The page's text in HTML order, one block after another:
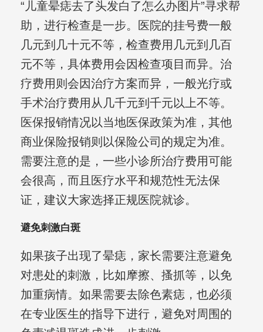
“儿童晕痣去了头发白了怎么办图片”寻求帮
助，进行检查是一步。医院的挂号费一般
几元到几十元不等，检查费用几元到几百
元不等，具体费用会因检查项目而异。治
疗费用则会因治疗方案而异，一般光疗或
手术治疗费用从几千元到千元以上不等。
医保报销情况以当地医保政策为准，其他
商业保险报销则以保险公司的规定为准。
需要注意的是，一些小诊所治疗费用可能
会很高，而且医疗水平和规范性无法保
证，建议大家选择正规医院就诊。
避免刺激白斑
如果孩子出现了晕痣，家长需要注意避免
对患处的刺激，比如摩擦、搔抓等，以免
加重病情。如果需要去除色素痣，也必须
在专业医生的指导下进行，避免对周围的